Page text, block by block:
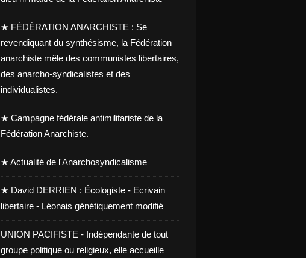
★ FÉDÉRATION ANARCHISTE : Se
revendiquant du synthésisme, la Fédération
anarchiste mêle des communistes libertaires,
des anarcho-syndicalistes et des
individualistes.
★ Campagne fédérale antimilitariste de la
Fédération Anarchiste.
★ Actualité de l'Anarchosyndicalisme
★ David DERRIEN : Écologiste - Ecrivain
libertaire - Léonais génétiquement modifié
UNION PACIFISTE - Indépendante de tout
groupe politique ou religieux, elle accueille